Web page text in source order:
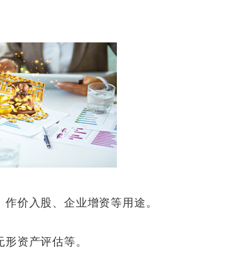
价入股、企业增资等用途。
资产评估等。